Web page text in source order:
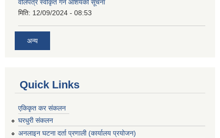
वोलपत्र स्वीकृत गर्ने आशयको सूचना
मिति: 12/09/2024 - 08:53
अन्य
Quick Links
एकिकृत कर संकलन
घरधुरी संकलन
अनलाइन घटना दर्ता प्रणाली (कार्यालय प्रयोजन)